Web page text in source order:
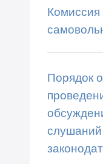
Порядок
слушаний